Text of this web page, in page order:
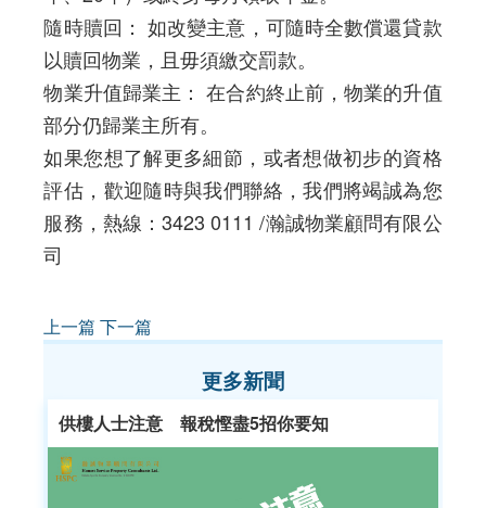
隨時贖回： 如改變主意，可隨時全數償還貸款
以贖回物業，且毋須繳交罰款。
物業升值歸業主： 在合約終止前，物業的升值
部分仍歸業主所有。
如果您想了解更多細節，或者想做初步的資格
評估，歡迎隨時與我們聯絡，我們將竭誠為您
服務，熱線：3423 0111 /瀚誠物業顧問有限公
司
上一篇 下一篇
更多新聞
供樓人士注意 報稅慳盡5招你要知